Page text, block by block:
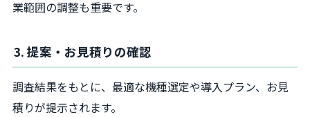
業範囲の調整も重要です。
3. 提案・お見積りの確認
調査結果をもとに、最適な機種選定や導入プラン、お見
積りが提示されます。